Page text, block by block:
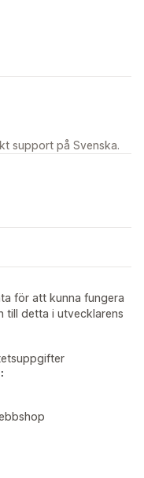
support på Svenska.
för att kunna fungera
till detta i utvecklarens